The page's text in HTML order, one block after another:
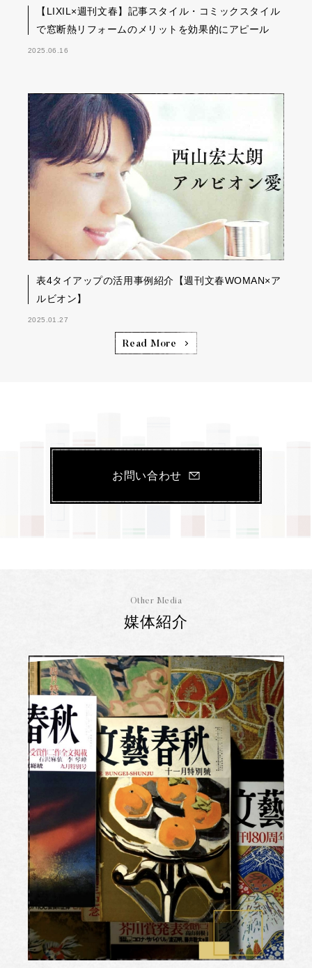
【LIXIL×週刊文春】記事スタイル・コミックスタイル
で窓断熱リフォームのメリットを効果的にアピール
2025.06.16
表4タイアップの活用事例紹介【週刊文春WOMAN×ア
ルビオン】
2025.01.27
Read More
お問い合わせ
Other Media
媒体紹介